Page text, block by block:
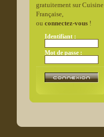
gratuitement sur Cuisine
Française,
ou connectez-vous!
Identifiant :
Mot de passe :